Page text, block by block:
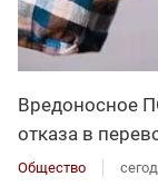
Вредоносное
отказа в
Общество